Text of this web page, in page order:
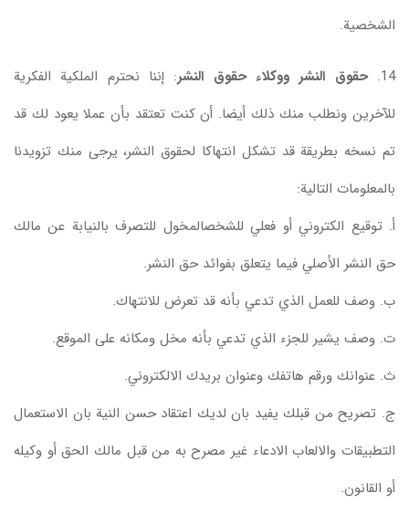
الشخصية.
14. حقوق النشر ووكلاء حقوق النشر: إننا نحترم الملكية الفكرية
للآخرين ونطلب منك ذلك أيضا. أن كنت تعتقد بأن عملا يعود لك قد
تم نسخه بطريقة قد تشكل انتهاكا لحقوق النشر، يرجى منك تزويدنا
بالمعلومات التالية:
أ‌. توقيع الكتروني أو فعلي للشخصالمخول للتصرف بالنيابة عن مالك
حق النشر الأصلي فيما يتعلق بفوائد حق النشر.
ب‌. وصف للعمل الذي تدعي بأنه قد تعرض للانتهاك.
ت‌. وصف يشير للجزء الذي تدعي بأنه مخل ومكانه على الموقع.
ث‌. عنوانك ورقم هاتفك وعنوان بريدك الالكتروني.
ج‌. تصريح من قبلك يفيد بان لديك اعتقاد حسن النية بان الاستعمال
التطبيقات والالعاب الادعاء غير مصرح به من قبل مالك الحق أو وكيله
أو القانون.